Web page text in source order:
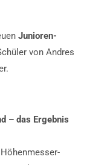
Junioren-
von Andres
– das Ergebnis